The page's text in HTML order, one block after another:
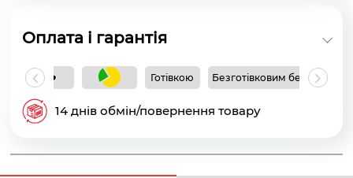
Оплата і гарантія
Готівкою Безготівковим без ПДВ
14 днів обмін/повернення товару